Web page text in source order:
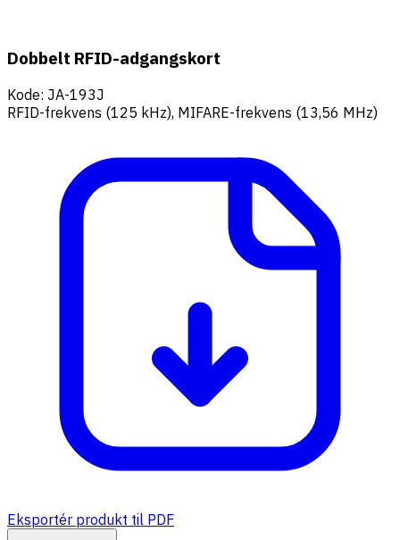
Dobbelt RFID-adgangskort
Kode: JA-193J
RFID-frekvens (125 kHz), MIFARE-frekvens (13,56 MHz)
Eksportér produkt til PDF